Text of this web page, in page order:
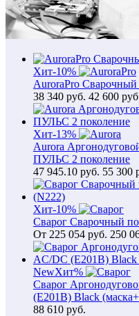
Хит-10%
AuroraPro
38 340 руб. 42 600
Хит-13%
Aurora
ПУЛЬС 2 поколение
47 945.10 руб. 55 300
Хит-10%
Сварог Сварочный
От 225 054 руб. 250
NewХит%
Сварог
(E201B) Black
88 610 руб.